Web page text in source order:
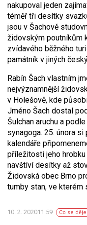
nakupoval jeden
téměř tři desítky
jsou v Šachově
židovským poutníkům
zvídavého běžného
památník v jiných
Rabín Šach vlastním
nejvýznamnější
v Holešově, kde
Jméno Šach dostal
Šulchan aruchu a
synagoga. 25. února
kalendáře
příležitosti jeho
navštíví desítky až
Židovská obec Brno
tumby stan, ve kterém
10. 2. 202011:59 Co se děje